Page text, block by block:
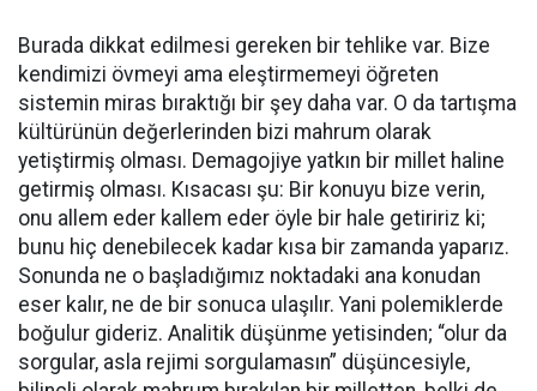
Burada dikkat edilmesi gereken bir tehlike var. Bize
kendimizi övmeyi ama eleştirmemeyi öğreten
sistemin miras bıraktığı bir şey daha var. O da tartışma
kültürünün değerlerinden bizi mahrum olarak
yetiştirmiş olması. Demagojiye yatkın bir millet haline
getirmiş olması. Kısacası şu: Bir konuyu bize verin,
onu allem eder kallem eder öyle bir hale getiririz ki;
bunu hiç denebilecek kadar kısa bir zamanda yaparız.
Sonunda ne o başladığımız noktadaki ana konudan
eser kalır, ne de bir sonuca ulaşılır. Yani polemiklerde
boğulur gideriz. Analitik düşünme yetisinden; “olur da
sorgular, asla rejimi sorgulamasın” düşüncesiyle,